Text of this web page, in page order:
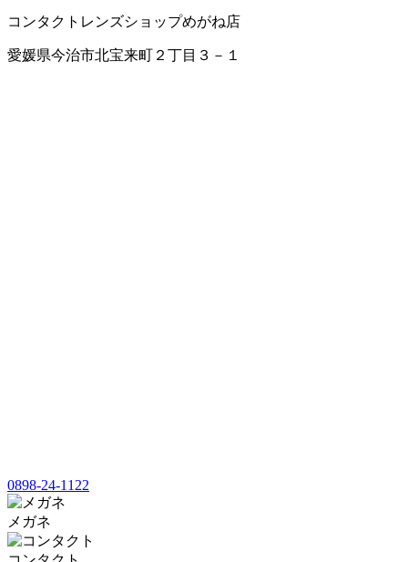
コンタクトレンズショップめがね店
愛媛県今治市北宝来町２丁目３－１
0898-24-1122
メガネ